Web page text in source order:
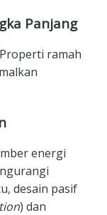
Panjang
ramah
energi
desain pasif
) dan